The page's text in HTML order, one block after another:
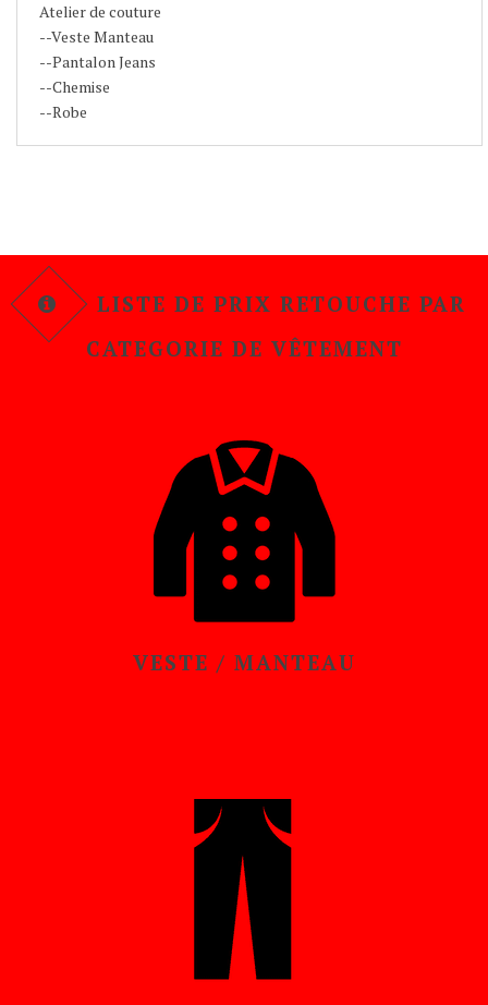
Atelier de couture
--Veste Manteau
--Pantalon Jeans
--Chemise
--Robe
LISTE DE PRIX RETOUCHE PAR
CATEGORIE DE VÊTEMENT
VESTE / MANTEAU